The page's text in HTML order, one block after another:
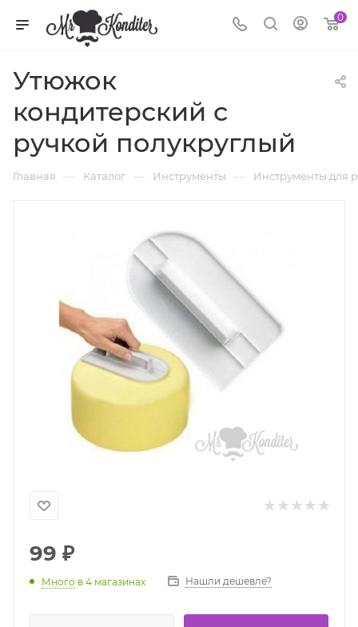
0
Утюжок
кондитерский с
ручкой полукруглый
Главная — Каталог — Инструменты — Инструменты для
99 ₽
Много в 4 магазинах Нашли дешевле?